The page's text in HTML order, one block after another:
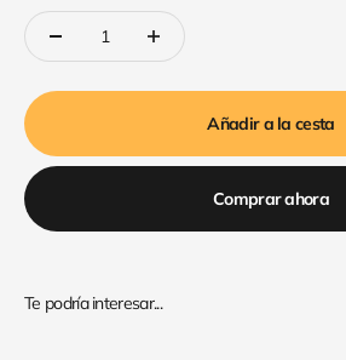
Añadir a la cesta
Comprar ahora